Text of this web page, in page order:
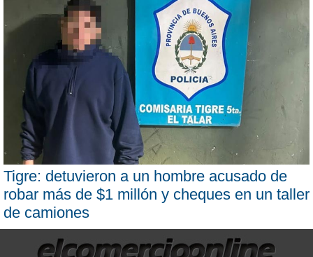
Tigre: detuvieron a un hombre acusado de
robar más de $1 millón y cheques en un taller
de camiones